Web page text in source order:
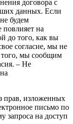
договора с
данных. Если
будем
на
до того, как вы
согласие, мы не
того, мы сообщим
– Не
прав, изложенных
письмо по
запроса на доступ